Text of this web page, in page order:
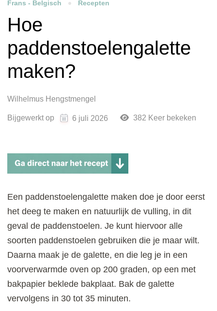
Frans - Belgisch Recepten
Hoe
paddenstoelengalette
maken?
Wilhelmus Hengstmengel
Bijgewerkt op 6 juli 2026 382 Keer bekeken
Een paddenstoelengalette maken doe je door eerst
het deeg te maken en natuurlijk de vulling, in dit
geval de paddenstoelen. Je kunt hiervoor alle
soorten paddenstoelen gebruiken die je maar wilt.
Daarna maak je de galette, en die leg je in een
voorverwarmde oven op 200 graden, op een met
bakpapier beklede bakplaat. Bak de galette
vervolgens in 30 tot 35 minuten.